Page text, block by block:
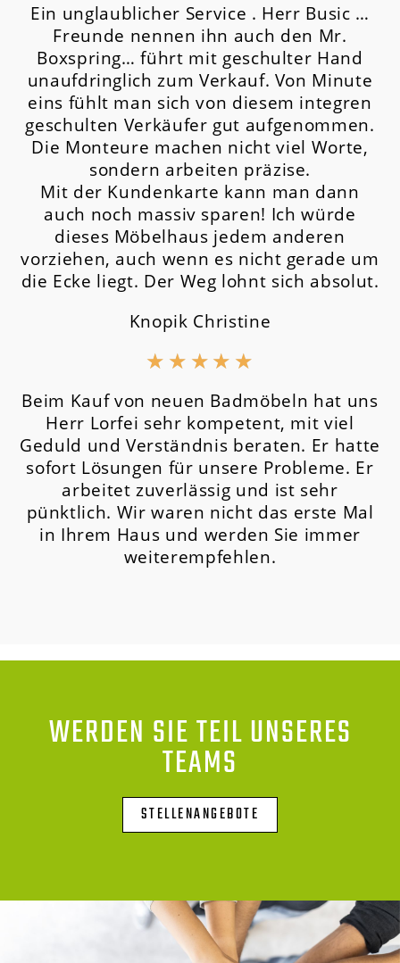
Ein unglaublicher Service . Herr Busic …
Freunde nennen ihn auch den Mr.
Boxspring… führt mit geschulter Hand
unaufdringlich zum Verkauf. Von Minute
eins fühlt man sich von diesem integren
geschulten Verkäufer gut aufgenommen.
Die Monteure machen nicht viel Worte,
sondern arbeiten präzise.
Mit der Kundenkarte kann man dann
auch noch massiv sparen! Ich würde
dieses Möbelhaus jedem anderen
vorziehen, auch wenn es nicht gerade um
die Ecke liegt. Der Weg lohnt sich absolut.
Knopik Christine
★ ★ ★ ★ ★
Beim Kauf von neuen Badmöbeln hat uns
Herr Lorfei sehr kompetent, mit viel
Geduld und Verständnis beraten. Er hatte
sofort Lösungen für unsere Probleme. Er
arbeitet zuverlässig und ist sehr
pünktlich. Wir waren nicht das erste Mal
in Ihrem Haus und werden Sie immer
weiterempfehlen.
WERDEN SIE TEIL UNSERES
TEAMS
STELLENANGEBOTE